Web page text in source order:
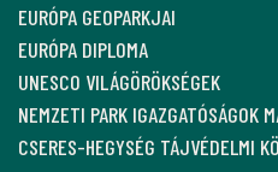
EURÓPA GEOPARKJAI
EURÓPA DIPLOMA
UNESCO VILÁGÖRÖKSÉGEK
NEMZETI PARK IGAZGATÓSÁGOK
CSERES-HEGYSÉG TÁJVÉDELMI